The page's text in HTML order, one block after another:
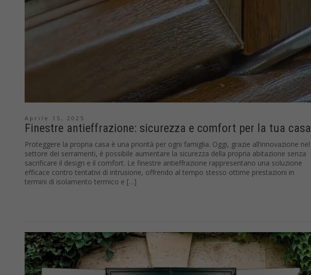
Aprile 15, 2025
Finestre antieffrazione: sicurezza e comfort per la tua casa
Proteggere la propria casa è una priorità per ogni famiglia. Oggi, grazie all’innovazione nel
settore dei serramenti, è possibile aumentare la sicurezza della propria abitazione senza
sacrificare il design e il comfort. Le finestre antieffrazione rappresentano una soluzione
efficace contro tentativi di intrusione, offrendo al tempo stesso ottime prestazioni in
termini di isolamento termico e […]